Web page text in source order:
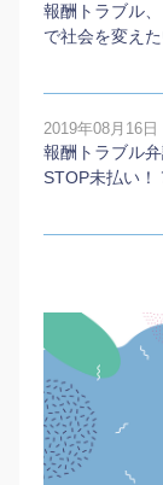
報酬トラブル
で社会を変え
2019年08月16日
報酬トラブル
STOP未払い！